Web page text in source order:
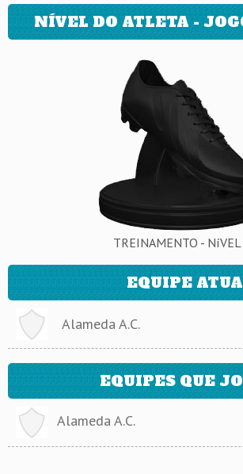
NÍVEL DO ATLETA -
TREINAMENTO -
EQUIPE
Alameda A.C.
EQUIPES QUE
Alameda A.C.